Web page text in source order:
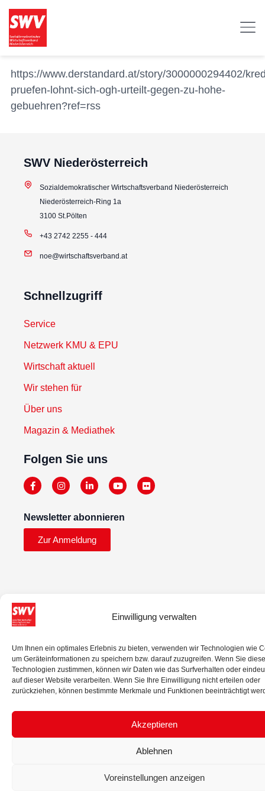
Einwilligung verwalten
Um Ihnen ein optimales Erlebnis zu bieten, verwenden wir Technologien wie
um Geräteinformationen zu speichern bzw. darauf zuzugreifen. Wenn Sie
Technologien zustimmen, können wir Daten wie das Surfverhalten oder
auf dieser Website verarbeiten. Wenn Sie Ihre Einwilligung nicht erteilen oder
zurückziehen, können bestimmte Merkmale und Funktionen beeinträchtigt
Akzeptieren
Ablehnen
Voreinstellungen anzeigen
https://www.derstandard.at/story/3000000294402/
pruefen-lohnt-sich-ogh-urteilt-gegen-zu-hohe-
gebuehren?ref=rss
SWV Niederösterreich
Sozialdemokratischer Wirtschaftsverband Niederösterreich
Niederösterreich-Ring 1a
3100 St.Pölten
+43 2742 2255 - 444
noe@wirtschaftsverband.at
Schnellzugriff
Service
Netzwerk KMU & EPU
Wirtschaft aktuell
Wir stehen für
Über uns
Magazin & Mediathek
Folgen Sie uns
Newsletter abonnieren
Zur Anmeldung
© 2025 Sozialdemokratischer Wirtschaftsverband Niederösterreich.
Alle Rechte vorbehalten.
IMPRESSUMDATENSCHUTZ